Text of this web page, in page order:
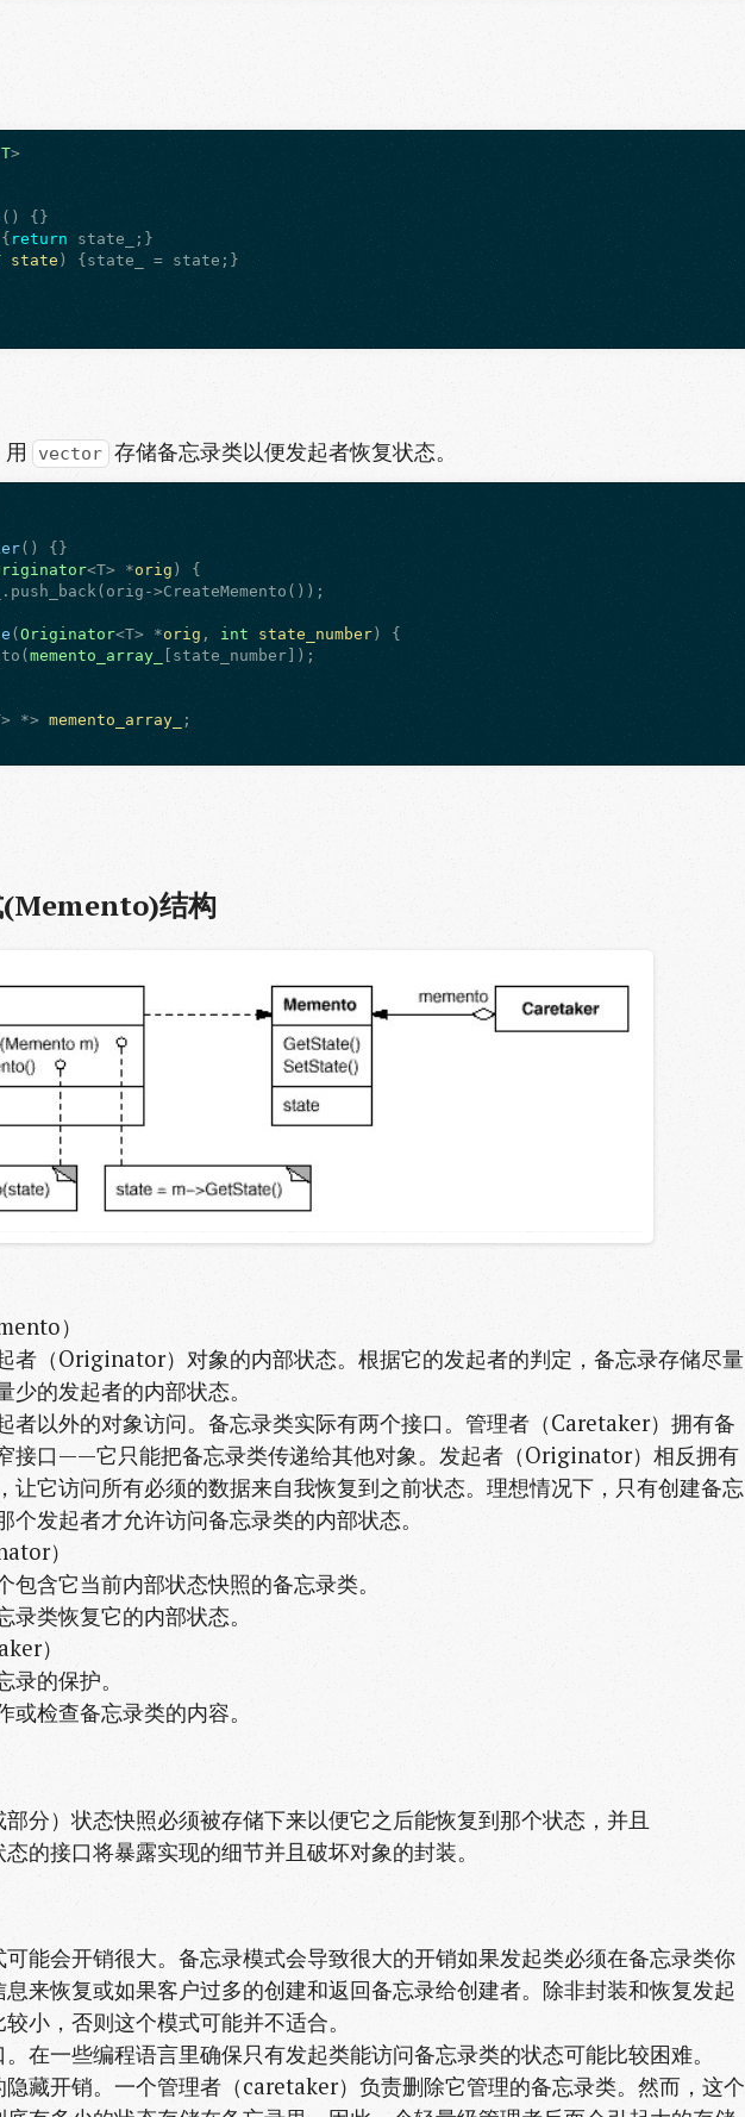
T
() {}
{ return state_;}
state ) {state_ = state;}
vector 存储备忘录类以便发起者恢复状态。
() {}
<T> *orig ) {
>CreateMemento());
( Originator<T> *orig , int state_number ) {
memento_array_
[state_number]);
*> memento_array_
;
(Memento)结构
）
者（Originator）对象的内部状态。根据它的发起者的判定，备忘录存储尽量
少的发起者的内部状态。
者以外的对象访问。备忘录类实际有两个接口。管理者（Caretaker）拥有备
接口——它只能把备忘录类传递给其他对象。发起者（Originator）相反拥有
让它访问所有必须的数据来自我恢复到之前状态。理想情况下，只有创建备忘
个发起者才允许访问备忘录类的内部状态。
）
包含它当前内部状态快照的备忘录类。
录类恢复它的内部状态。
）
录的保护。
或检查备忘录类的内容。
分）状态快照必须被存储下来以便它之后能恢复到那个状态，并且
的接口将暴露实现的细节并且破坏对象的封装。
能会开销很大。备忘录模式会导致很大的开销如果发起类必须在备忘录类你
来恢复或如果客户过多的创建和返回备忘录给创建者。除非封装和恢复发起
小，否则这个模式可能并不适合。
在一些编程语言里确保只有发起类能访问备忘录类的状态可能比较困难。
藏开销。一个管理者（caretaker）负责删除它管理的备忘录类。然而，这个